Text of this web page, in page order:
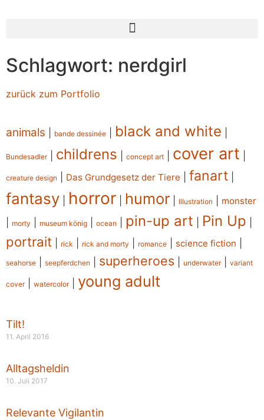
Schlagwort: nerdgirl
zurück zum Portfolio
animals bande dessinée black and white
Bundesadler| childrens concept art cover art
creature design Das Grundgesetz der Tiere fanart
fantasy horror humor Illustration monster
morty museum könig ocean pin-up art Pin Up
portrait rick rick and morty romance science fiction
seahorse seepferdchen superheroes underwater| variant
cover| watercolor| young adult
Tilt!
11. April 2016
Alltagsheldin
10. Juli 2017
Relevante Vigilantin